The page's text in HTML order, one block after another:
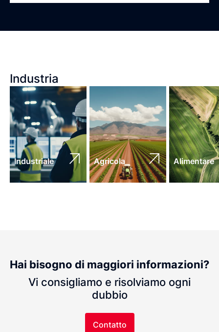
Industria
Industriale Agricola Alimentare
Hai bisogno di maggiori informazioni?
Vi consigliamo e risolviamo ogni
dubbio
Contatto